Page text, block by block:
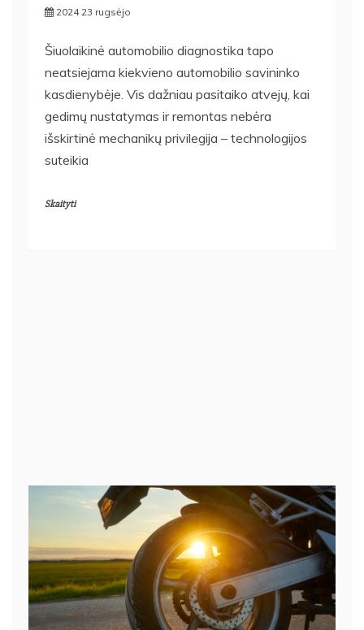
2024 23 rugsėjo
Šiuolaikinė automobilio diagnostika tapo
neatsiejama kiekvieno automobilio savininko
kasdienybėje. Vis dažniau pasitaiko atvejų, kai
gedimų nustatymas ir remontas nebėra
išskirtinė mechanikų privilegija – technologijos
suteikia
Skaityti